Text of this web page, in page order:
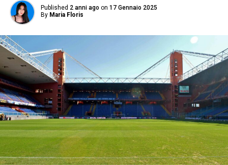
Published 2 anni ago on 17 Gennaio 2025
By Maria Floris